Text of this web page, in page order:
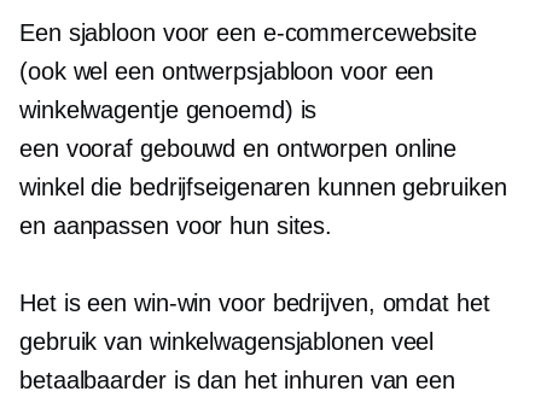
Een sjabloon voor een e-commercewebsite
(ook wel een ontwerpsjabloon voor een
winkelwagentje genoemd) is
een vooraf gebouwd en ontworpen online
winkel die bedrijfseigenaren kunnen gebruiken
en aanpassen voor hun sites.
Het is een win-win voor bedrijven, omdat het
gebruik van winkelwagensjablonen veel
betaalbaarder is dan het inhuren van een